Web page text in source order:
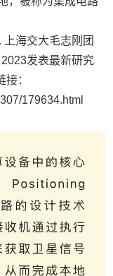
海交大毛志刚团
发表最新研究
：
179634.html